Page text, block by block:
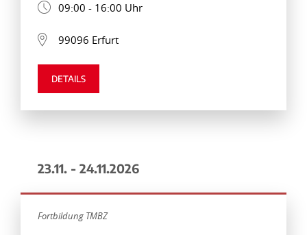
09:00 - 16:00 Uhr
99096 Erfurt
DETAILS
23.11. - 24.11.2026
Fortbildung TMBZ